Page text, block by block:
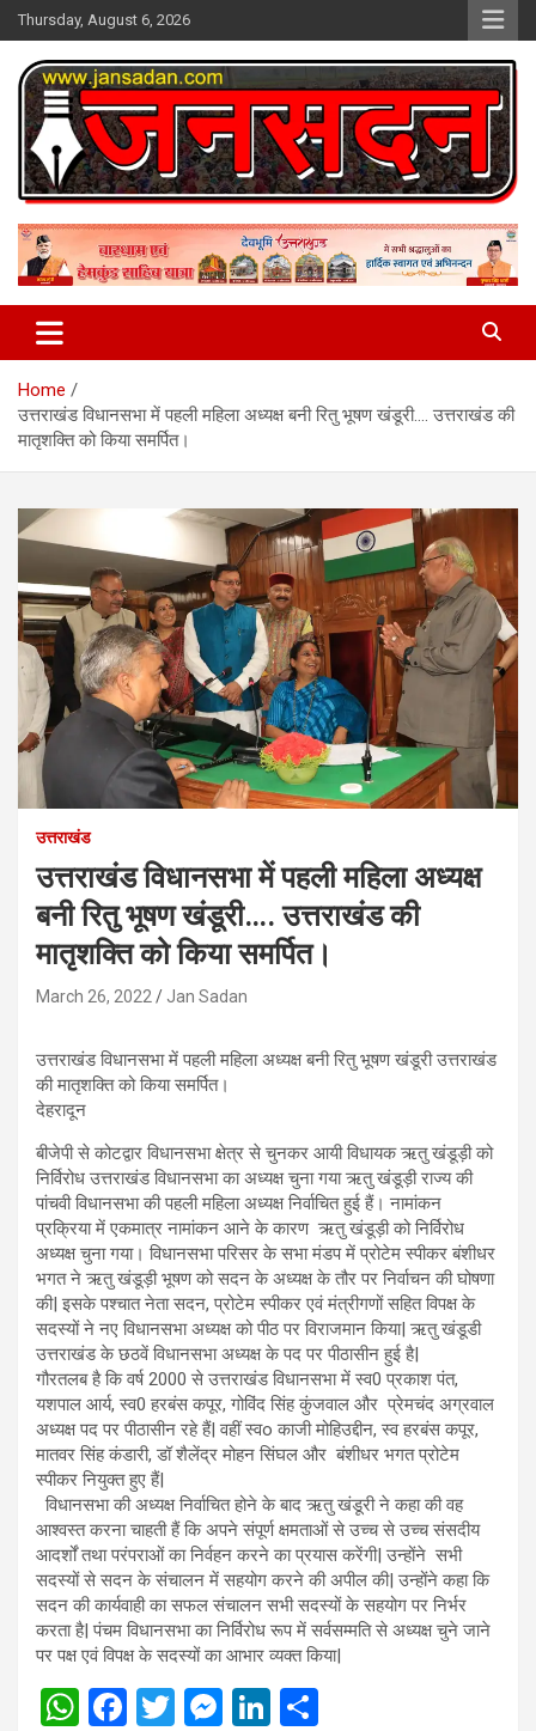
Skip
to
content
Thursday, August 6, 2026
Jan Sadan
Home
उत्तराखंड विधानसभा में पहली महिला अध्यक्ष बनी रितु भूषण खंडूरी…. उत्तराखंड की
मातृशक्ति को किया समर्पित।
उत्तराखंड
उत्तराखंड विधानसभा में पहली महिला अध्यक्ष
बनी रितु भूषण खंडूरी…. उत्तराखंड की
मातृशक्ति को किया समर्पित।
March 26, 2022 Jan Sadan
उत्तराखंड विधानसभा में पहली महिला अध्यक्ष बनी रितु भूषण खंडूरी उत्तराखंड
की मातृशक्ति को किया समर्पित।
देहरादून
बीजेपी से कोटद्वार विधानसभा क्षेत्र से चुनकर आयी विधायक ऋतु खंडूड़ी को
निर्विरोध उत्तराखंड विधानसभा का अध्यक्ष चुना गया ऋतु खंडूड़ी राज्य की
पांचवी विधानसभा की पहली महिला अध्यक्ष निर्वाचित हुई हैं। नामांकन
प्रक्रिया में एकमात्र नामांकन आने के कारण ऋतु खंडूड़ी को निर्विरोध
अध्यक्ष चुना गया। विधानसभा परिसर के सभा मंडप में प्रोटेम स्पीकर बंशीधर
भगत ने ऋतु खंडूड़ी भूषण को सदन के अध्यक्ष के तौर पर निर्वाचन की घोषणा
की| इसके पश्चात नेता सदन, प्रोटेम स्पीकर एवं मंत्रीगणों सहित विपक्ष के
सदस्यों ने नए विधानसभा अध्यक्ष को पीठ पर विराजमान किया| ऋतु खंडूडी
उत्तराखंड के छठवें विधानसभा अध्यक्ष के पद पर पीठासीन हुई है|
गौरतलब है कि वर्ष 2000 से उत्तराखंड विधानसभा में स्व0 प्रकाश पंत,
यशपाल आर्य, स्व0 हरबंस कपूर, गोविंद सिंह कुंजवाल और प्रेमचंद अग्रवाल
अध्यक्ष पद पर पीठासीन रहे हैं| वहीं स्वo काजी मोहिउद्दीन, स्व हरबंस कपूर,
मातवर सिंह कंडारी, डॉ शैलेंद्र मोहन सिंघल और बंशीधर भगत प्रोटेम
स्पीकर नियुक्त हुए हैं|
विधानसभा की अध्यक्ष निर्वाचित होने के बाद ऋतु खंडूरी ने कहा की वह
आश्वस्त करना चाहती हैं कि अपने संपूर्ण क्षमताओं से उच्च से उच्च संसदीय
आदर्शों तथा परंपराओं का निर्वहन करने का प्रयास करेंगी| उन्होंने सभी
सदस्यों से सदन के संचालन में सहयोग करने की अपील की| उन्होंने कहा कि
सदन की कार्यवाही का सफल संचालन सभी सदस्यों के सहयोग पर निर्भर
करता है| पंचम विधानसभा का निर्विरोध रूप में सर्वसम्मति से अध्यक्ष चुने जाने
पर पक्ष एवं विपक्ष के सदस्यों का आभार व्यक्त किया|
W F
T
M Li